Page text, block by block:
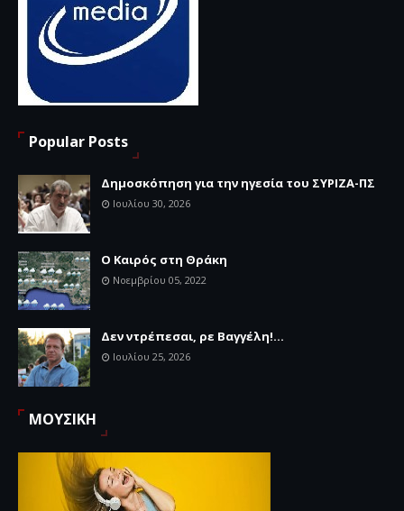
Popular Posts
Δημοσκόπηση για την ηγεσία του ΣΥΡΙΖΑ-ΠΣ
Ιουλίου 30, 2026
Ο Καιρός στη Θράκη
Νοεμβρίου 05, 2022
Δεν ντρέπεσαι, ρε Βαγγέλη!...
Ιουλίου 25, 2026
ΜΟΥΣΙΚΗ